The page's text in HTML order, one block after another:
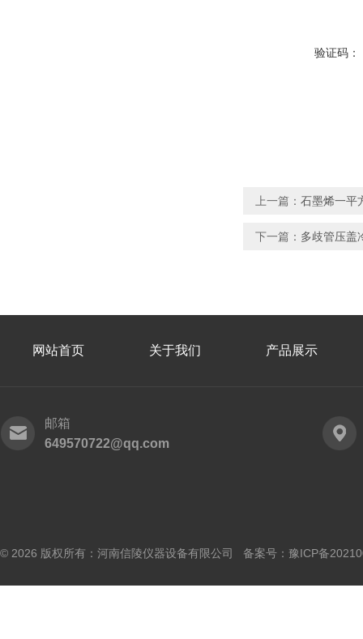
验证码：
上一篇： 石墨烯一平
下一篇： 多歧管压盖
网站首页 关于我们 产品展示
邮箱
649570722@qq.com
© 2026 版权所有：河南信陵仪器设备有限公司 备案号： 豫ICP备